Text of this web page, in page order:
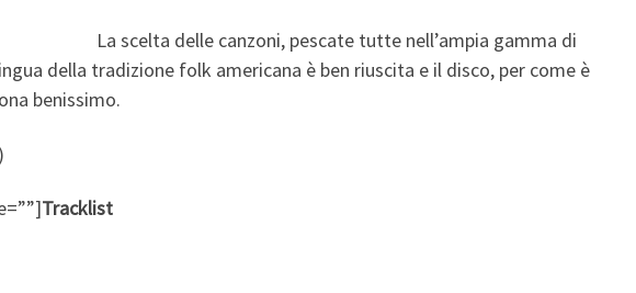
La scelta delle canzoni, pescate tutte nell’ampia gamma di
della tradizione folk americana è ben riuscita e il disco, per come è
benissimo.
Tracklist